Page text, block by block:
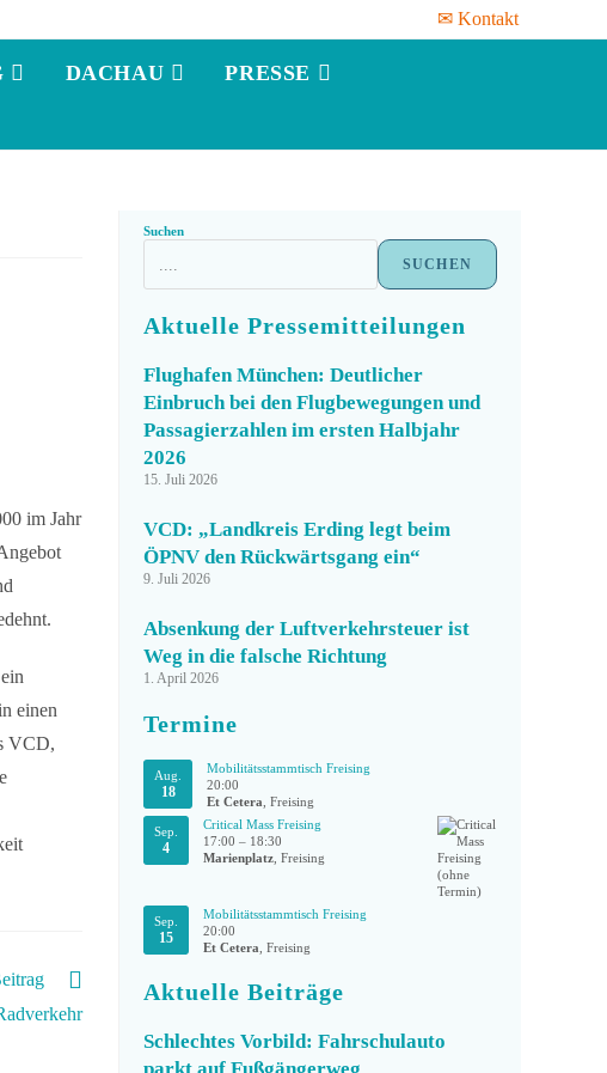
✉ Kontakt
DACHAU
PRESSE
im Jahr
einen
VCD,
Suchen
SUCHEN
Aktuelle Pressemitteilungen
Flughafen München: Deutlicher
Einbruch bei den Flugbewegungen und
Passagierzahlen im ersten Halbjahr
2026
15. Juli 2026
VCD: „Landkreis Erding legt beim
ÖPNV den Rückwärtsgang ein“
9. Juli 2026
Absenkung der Luftverkehrsteuer ist
Weg in die falsche Richtung
1. April 2026
Termine
Aug.
18
Mobilitätsstammtisch Freising
20:00
Et Cetera , Freising
Sep.
4
Critical Mass Freising
17:00 – 18:30
Marienplatz , Freising
Sep.
15
Mobilitätsstammtisch Freising
20:00
Et Cetera , Freising
Aktuelle Beiträge
Schlechtes Vorbild: Fahrschulauto